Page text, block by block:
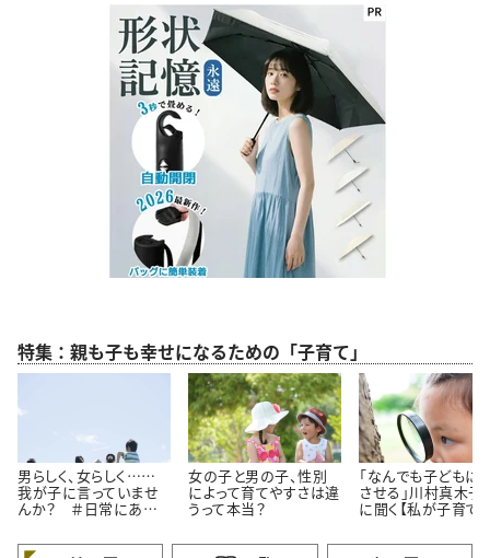
特集：親も子も幸せになるための「子育て」
男らしく、女らしく……
我が子に言っていませ
んか？ ＃日常にある
女の子と男の子、性別
によって育てやすさは違
うって本当？
「なんでも子どもに
させる」川村真木子
に聞く【私が子育て
と】